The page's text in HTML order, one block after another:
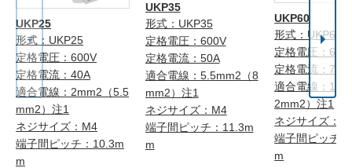
UKP25
形式：UKP25
定格電圧：600V
定格電流：40A
適合電線：2mm2（5.5
mm2）注1
ネジサイズ：M4
端子間ピッチ：10.3m
m
UKP35
形式：UKP35
定格電圧：600V
定格電流：50A
適合電線：5.5mm2（8
mm2）注1
ネジサイズ：M4
端子間ピッチ：11.3m
m
UKP60
形式：UKP60
定格電圧：
定格電流：70A
適合電線：
2mm2）注1
ネジサイズ：
端子間ピッチ
m